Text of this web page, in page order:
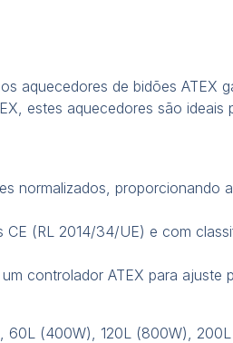
aquecedores de bidões
estes aquecedores são
normalizados,
(RL 2014/34/UE) e com
controlador ATEX para
60L (400W), 120L (800W), 200L